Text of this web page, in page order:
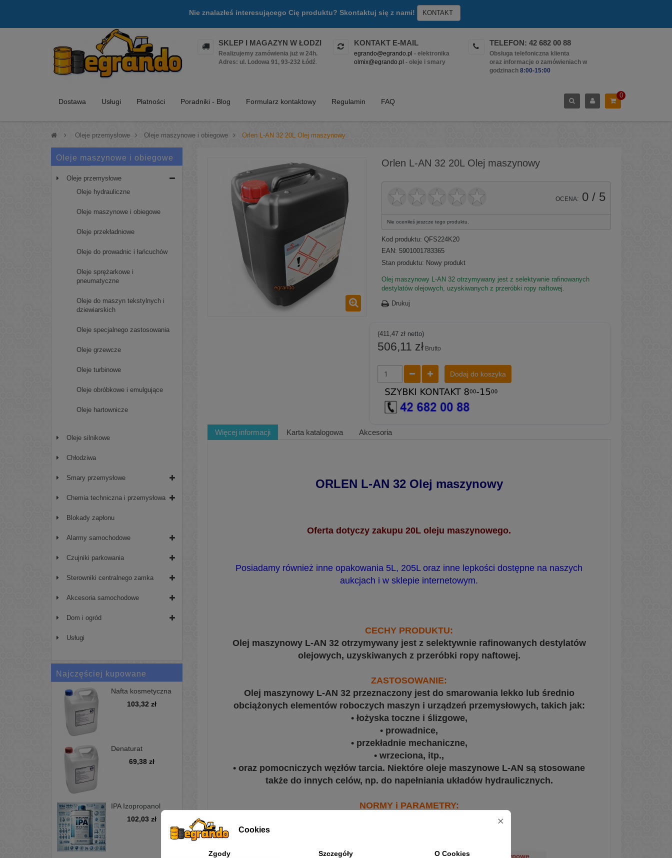
Nie znalazłeś interesującego Cię produktu? Skontaktuj się z nami! KONTAKT
SKLEP I MAGAZYN W ŁODZI
Realizujemy zamówienia już w 24h.
Adres: ul. Lodowa 91, 93-232 Łódź.
KONTAKT E-MAIL
egrando@egrando.pl - elektronika
olmix@egrando.pl - oleje i smary
TELEFON: 42 682 00 88
Obsługa telefoniczna klienta
oraz informacje o zamówieniach w
godzinach 8:00-15:00
Dostawa Usługi Płatności Poradniki - Blog Formularz kontaktowy Regulamin FAQ
0
> Oleje przemysłowe > Oleje maszynowe i obiegowe > Orlen L-AN 32 20L Olej maszynowy
Oleje maszynowe i obiegowe
Oleje przemysłowe
Oleje hydrauliczne
Oleje maszynowe i obiegowe
Oleje przekładniowe
Oleje do prowadnic i łańcuchów
Oleje sprężarkowe i
pneumatyczne
Oleje do maszyn tekstylnych i
dziewiarskich
Oleje specjalnego zastosowania
Oleje grzewcze
Oleje turbinowe
Oleje obróbkowe i emulgujące
Oleje hartownicze
Oleje silnikowe
Chłodziwa
Smary przemysłowe
Chemia techniczna i przemysłowa
Blokady zapłonu
Alarmy samochodowe
Czujniki parkowania
Sterowniki centralnego zamka
Akcesoria samochodowe
Dom i ogród
Usługi
Najczęściej kupowane
Nafta kosmetyczna
kanister 5L
103,32 zł
Denaturat
minimum 97%, opak
69,38 zł
IPA Izopropanol
izopropylowy 99,9%
102,03 zł
Orlen L-AN 32 20L Olej maszynowy
OCENA: 0/ 5
Nie oceniłeś jeszcze tego produktu.
Kod produktu: QFS224K20
EAN: 5901001783365
Stan produktu: Nowy produkt
Olej maszynowy L-AN 32 otrzymywany jest z selektywnie rafinowanych
destylatów olejowych, uzyskiwanych z przeróbki ropy naftowej.
Drukuj
(411,47 zł netto)
506,11 złBrutto
Dodaj do koszyka
Więcej informacji Karta katalogowa Akcesoria
ORLEN L-AN 32 Olej maszynowy
Oferta dotyczy zakupu 20L oleju maszynowego.
Posiadamy również inne opakowania 5L, 205L oraz inne lepkości dostępne na naszych
aukcjach i w sklepie internetowym.
CECHY PRODUKTU:
Olej maszynowy L-AN 32 otrzymywany jest z selektywnie rafinowanych destylatów
olejowych, uzyskiwanych z przeróbki ropy naftowej.
ZASTOSOWANIE:
Olej maszynowy L-AN 32 przeznaczony jest do smarowania lekko lub średnio
obciążonych elementów roboczych maszyn i urządzeń przemysłowych, takich jak:
• łożyska toczne i ślizgowe,
• prowadnice,
• przekładnie mechaniczne,
• wrzeciona, itp.,
• oraz pomocniczych węzłów tarcia. Niektóre oleje maszynowe L-AN są stosowane
także do innych celów, np. do napełniania układów hydraulicznych.
NORMY i PARAMETRY:
Cookies
Zgody Szczegóły O Cookies